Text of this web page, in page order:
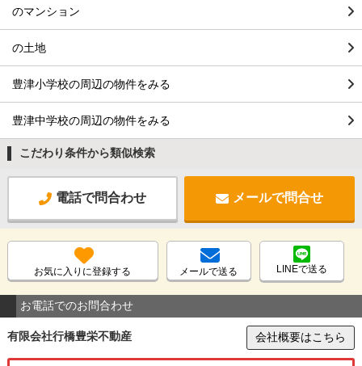
のマンション
の土地
豊津小学校の周辺の物件をみる
豊津中学校の周辺の物件をみる
こだわり条件から類似検索
電話で問合わせ メールで問合せ
お気に入りに登録する メールで送る LINEで送る
お電話でのお問合わせ
有限会社行橋豊栄不動産 会社概要はこちら